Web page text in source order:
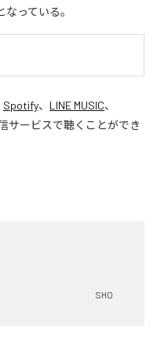
なっている。
Spotify、 LINE MUSIC、
サービスで聴くことができ
SHO